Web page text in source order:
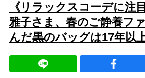
《リラックスコーデに注
雅子さま、春のご静養フ
んだ黒のバッグは17年以